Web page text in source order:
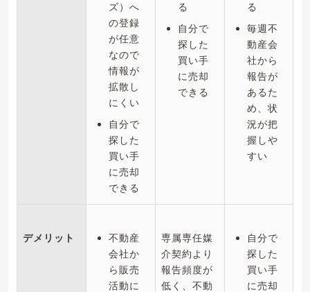
ズ）へ
の登録
が任意
なので
情報が
拡散し
にくい
自分で
探した
買い手
に売却
できる
る
自分で
探した
買い手
に売却
できる
る
毎週不
動産会
社から
報告が
あるた
め、状
況が把
握しや
すい
デメリット
不動産
会社か
ら販売
活動に
専属専任媒
介契約より
報告頻度が
低く、不動
自分で
探した
買い手
に売却